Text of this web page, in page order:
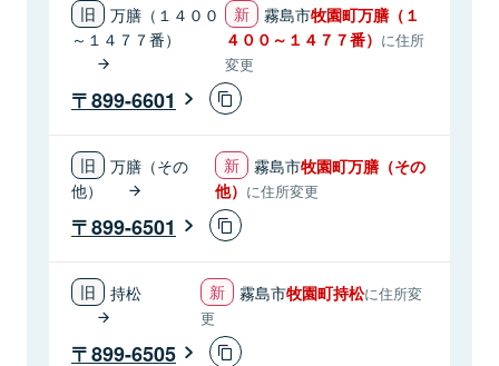
万膳（１４００
～１４７７番）
霧島市牧園町万膳（１
４００～１４７７番） に住所
変更
899-6601
万膳（その
他）
霧島市牧園町万膳（その
他） に住所変更
899-6501
持松 霧島市牧園町持松に住所変
更
899-6505